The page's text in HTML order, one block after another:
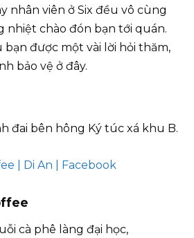
nhân viên ở Six đều vô cùng
nhiệt chào đón bạn tới quán.
được một vài lời hỏi thăm,
bảo vệ ở đây.
đai bên hông Ký túc xá khu B.
| Di An | Facebook
cà phê làng đại học,